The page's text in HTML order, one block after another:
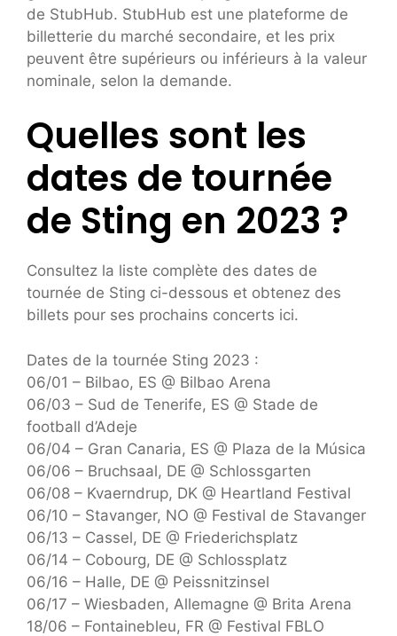
de StubHub. StubHub est une plateforme de
billetterie du marché secondaire, et les prix
peuvent être supérieurs ou inférieurs à la valeur
nominale, selon la demande.
Quelles sont les
dates de tournée
de Sting en 2023 ?
Consultez la liste complète des dates de
tournée de Sting ci-dessous et obtenez des
billets pour ses prochains concerts ici.
Dates de la tournée Sting 2023 :
06/01 – Bilbao, ES @ Bilbao Arena
06/03 – Sud de Tenerife, ES @ Stade de
football d’Adeje
06/04 – Gran Canaria, ES @ Plaza de la Música
06/06 – Bruchsaal, DE @ Schlossgarten
06/08 – Kvaerndrup, DK @ Heartland Festival
06/10 – Stavanger, NO @ Festival de Stavanger
06/13 – Cassel, DE @ Friederichsplatz
06/14 – Cobourg, DE @ Schlossplatz
06/16 – Halle, DE @ Peissnitzinsel
06/17 – Wiesbaden, Allemagne @ Brita Arena
18/06 – Fontainebleu, FR @ Festival FBLO